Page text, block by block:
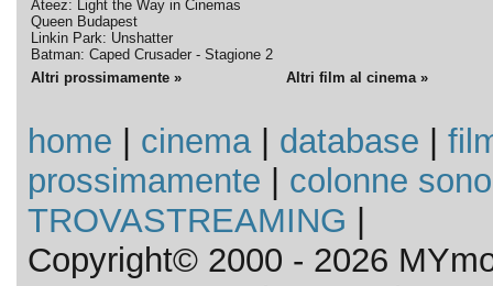
Ateez: Light the Way in Cinemas
Queen Budapest
Linkin Park: Unshatter
Batman: Caped Crusader - Stagione 2
Altri prossimamente »
Altri film al cinema »
home cinema| database
prossimamente
colonne
TROVASTREAMING
Copyright© 2000 - 2026